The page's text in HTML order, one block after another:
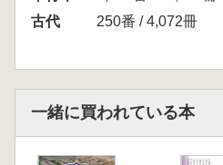
古代
250番 / 4,072冊
一緒に買われている本